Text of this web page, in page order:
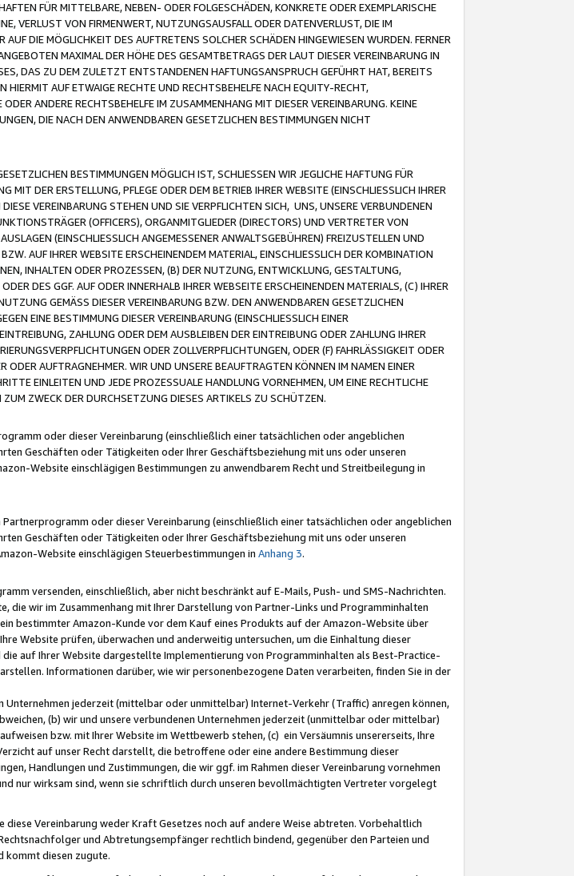
FÜR MITTELBARE, NEBEN- ODER FOLGESCHÄDEN, KONKRETE ODER EXEMPLARISCHE
VERLUST VON FIRMENWERT, NUTZUNGSAUSFALL ODER DATENVERLUST, DIE IM
DIE MÖGLICHKEIT DES AUFTRETENS SOLCHER SCHÄDEN HINGEWIESEN WURDEN. FERNER
MAXIMAL DER HÖHE DES GESAMTBETRAGS DER LAUT DIESER VEREINBARUNG IN
DAS ZU DEM ZULETZT ENTSTANDENEN HAFTUNGSANSPRUCH GEFÜHRT HAT, BEREITS
AUF ETWAIGE RECHTE UND RECHTSBEHELFE NACH EQUITY-RECHT,
ANDERE RECHTSBEHELFE IM ZUSAMMENHANG MIT DIESER VEREINBARUNG. KEINE
DIE NACH DEN ANWENDBAREN GESETZLICHEN BESTIMMUNGEN NICHT
BESTIMMUNGEN MÖGLICH IST, SCHLIESSEN WIR JEGLICHE HAFTUNG FÜR
DER ERSTELLUNG, PFLEGE ODER DEM BETRIEB IHRER WEBSITE (EINSCHLIESSLICH IHRER
VEREINBARUNG STEHEN UND SIE VERPFLICHTEN SICH, UNS, UNSERE VERBUNDENEN
(OFFICERS), ORGANMITGLIEDER (DIRECTORS) UND VERTRETER VON
(EINSCHLIESSLICH ANGEMESSENER ANWALTSGEBÜHREN) FREIZUSTELLEN UND
AUF IHRER WEBSITE ERSCHEINENDEM MATERIAL, EINSCHLIESSLICH DER KOMBINATION
INHALTEN ODER PROZESSEN, (B) DER NUTZUNG, ENTWICKLUNG, GESTALTUNG,
DES GGF. AUF ODER INNERHALB IHRER WEBSEITE ERSCHEINENDEN MATERIALS, (C) IHRER
GEMÄSS DIESER VEREINBARUNG BZW. DEN ANWENDBAREN GESETZLICHEN
EINE BESTIMMUNG DIESER VEREINBARUNG (EINSCHLIESSLICH EINER
ZAHLUNG ODER DEM AUSBLEIBEN DER EINTREIBUNG ODER ZAHLUNG IHRER
ODER ZOLLVERPFLICHTUNGEN, ODER (F) FAHRLÄSSIGKEIT ODER
AUFTRAGNEHMER. WIR UND UNSERE BEAUFTRAGTEN KÖNNEN IM NAMEN EINER
EINLEITEN UND JEDE PROZESSUALE HANDLUNG VORNEHMEN, UM EINE RECHTLICHE
ZWECK DER DURCHSETZUNG DIESES ARTIKELS ZU SCHÜTZEN.
oder dieser Vereinbarung (einschließlich einer tatsächlichen oder angeblichen
Geschäften oder Tätigkeiten oder Ihrer Geschäftsbeziehung mit uns oder unseren
Website einschlägigen Bestimmungen zu anwendbarem Recht und Streitbeilegung in
oder dieser Vereinbarung (einschließlich einer tatsächlichen oder angeblichen
Geschäften oder Tätigkeiten oder Ihrer Geschäftsbeziehung mit uns oder unseren
Website einschlägigen Steuerbestimmungen in Anhang 3.
versenden, einschließlich, aber nicht beschränkt auf E-Mails, Push- und SMS-Nachrichten.
die wir im Zusammenhang mit Ihrer Darstellung von Partner-Links und Programminhalten
bestimmter Amazon-Kunde vor dem Kauf eines Produkts auf der Amazon-Website über
Website prüfen, überwachen und anderweitig untersuchen, um die Einhaltung dieser
auf Ihrer Website dargestellte Implementierung von Programminhalten als Best-Practice-
Informationen darüber, wie wir personenbezogene Daten verarbeiten, finden Sie in der
Unternehmen jederzeit (mittelbar oder unmittelbar) Internet-Verkehr (Traffic) anregen können,
(b) wir und unsere verbundenen Unternehmen jederzeit (unmittelbar oder mittelbar)
bzw. mit Ihrer Website im Wettbewerb stehen, (c) ein Versäumnis unsererseits, Ihre
auf unser Recht darstellt, die betroffene oder eine andere Bestimmung dieser
Handlungen und Zustimmungen, die wir ggf. im Rahmen dieser Vereinbarung vornehmen
nur wirksam sind, wenn sie schriftlich durch unseren bevollmächtigten Vertreter vorgelegt
Vereinbarung weder Kraft Gesetzes noch auf andere Weise abtreten. Vorbehaltlich
und Abtretungsempfänger rechtlich bindend, gegenüber den Parteien und
kommt diesen zugute.